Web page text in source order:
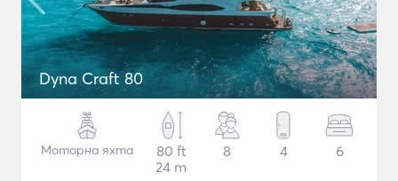
Dyna Craft 80
Моторна яхта
80 ft
24 m
8 4 6